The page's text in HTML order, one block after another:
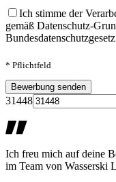
Ich stimme der
gemäß Datenschutz-
* Pflichtfeld
31448
Ich freu mich auf deine
im Team von Wasserski